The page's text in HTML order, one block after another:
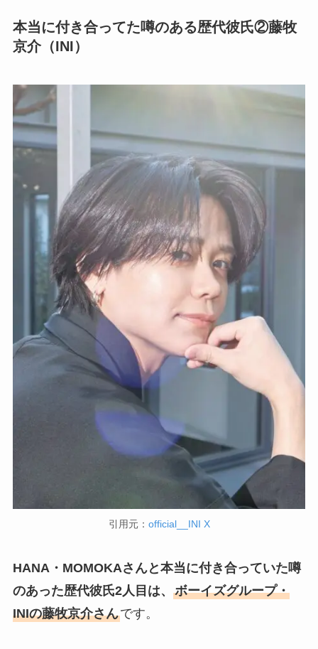
本当に付き合ってた噂のある歴代彼氏②藤牧
京介（INI）
引用元： official__INI X
HANA・MOMOKAさんと本当に付き合っていた噂
のあった歴代彼氏2人目は、 ボーイズグループ・
INIの藤牧京介さんです。